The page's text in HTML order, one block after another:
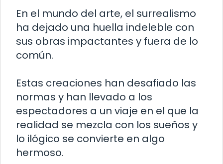
En el mundo del arte, el surrealismo
ha dejado una huella indeleble con
sus obras impactantes y fuera de lo
común.
Estas creaciones han desafiado las
normas y han llevado a los
espectadores a un viaje en el que la
realidad se mezcla con los sueños y
lo ilógico se convierte en algo
hermoso.